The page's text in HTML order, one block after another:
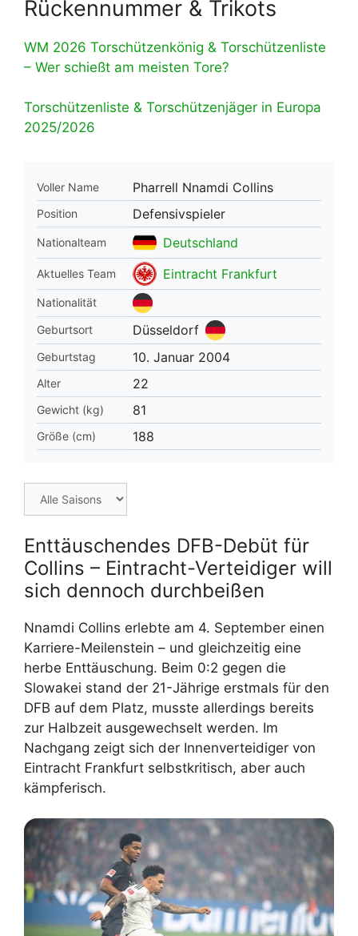
Rückennummer & Trikots
WM 2026 Torschützenkönig & Torschützenliste
– Wer schießt am meisten Tore?
Torschützenliste & Torschützenjäger in Europa
2025/2026
Voller Name Pharrell Nnamdi Collins
Position Defensivspieler
Nationalteam Deutschland
Aktuelles Team Eintracht Frankfurt
Nationalität
Geburtsort
Düsseldorf
Geburtstag 10. Januar 2004
Alter 22
Gewicht (kg) 81
Größe (cm) 188
Enttäuschendes DFB-Debüt für
Collins – Eintracht-Verteidiger will
sich dennoch durchbeißen
Nnamdi Collins erlebte am 4. September einen
Karriere-Meilenstein – und gleichzeitig eine
herbe Enttäuschung. Beim 0:2 gegen die
Slowakei stand der 21-Jährige erstmals für den
DFB auf dem Platz, musste allerdings bereits
zur Halbzeit ausgewechselt werden. Im
Nachgang zeigt sich der Innenverteidiger von
Eintracht Frankfurt selbstkritisch, aber auch
kämpferisch.